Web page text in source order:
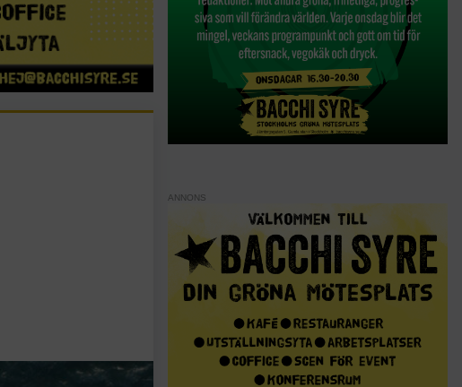
ANNONS